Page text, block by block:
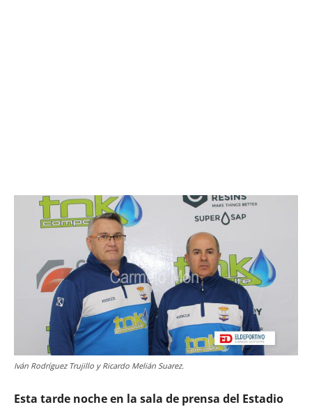
Iván Rodríguez Trujillo y Ricardo Melián Suarez.
Esta tarde noche en la sala de prensa del Estadio